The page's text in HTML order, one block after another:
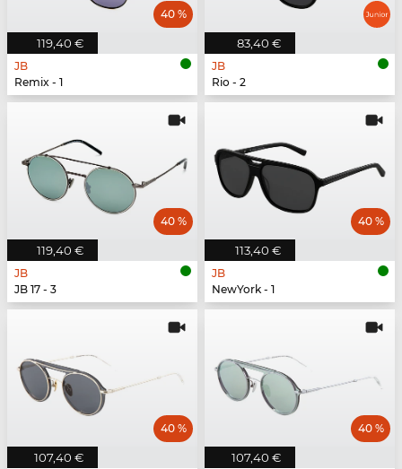
119,40 €
40 %
JB
Remix - 1
83,40 €
JB
Rio - 2
119,40 €
40 %
JB
JB 17 - 3
113,40 €
40 %
JB
NewYork - 1
107,40 €
40 %
107,40 €
40 %